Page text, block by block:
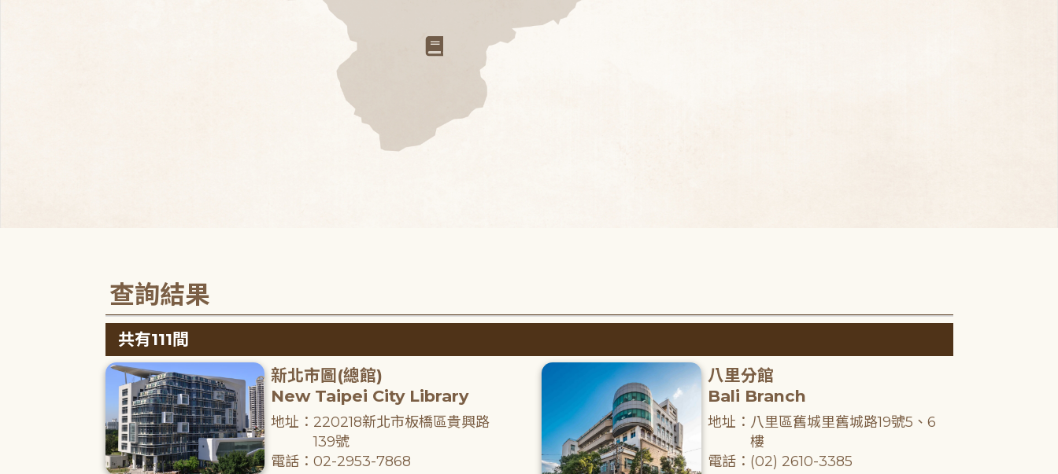
查詢結果
共有111間
新北市圖(總館)
New Taipei City Library
地址：220218新北市板橋區貴興路
139號
電話：02-2953-7868
八里分館
Bali Branch
地址：八里區舊城里舊城路19號5、6
樓
電話：(02) 2610-3385